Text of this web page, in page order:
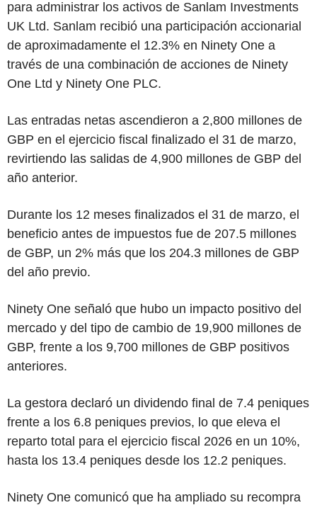
para administrar los activos de Sanlam Investments
UK Ltd. Sanlam recibió una participación accionarial
de aproximadamente el 12.3% en Ninety One a
través de una combinación de acciones de Ninety
One Ltd y Ninety One PLC.
Las entradas netas ascendieron a 2,800 millones de
GBP en el ejercicio fiscal finalizado el 31 de marzo,
revirtiendo las salidas de 4,900 millones de GBP del
año anterior.
Durante los 12 meses finalizados el 31 de marzo, el
beneficio antes de impuestos fue de 207.5 millones
de GBP, un 2% más que los 204.3 millones de GBP
del año previo.
Ninety One señaló que hubo un impacto positivo del
mercado y del tipo de cambio de 19,900 millones de
GBP, frente a los 9,700 millones de GBP positivos
anteriores.
La gestora declaró un dividendo final de 7.4 peniques
frente a los 6.8 peniques previos, lo que eleva el
reparto total para el ejercicio fiscal 2026 en un 10%,
hasta los 13.4 peniques desde los 12.2 peniques.
Ninety One comunicó que ha ampliado su recompra